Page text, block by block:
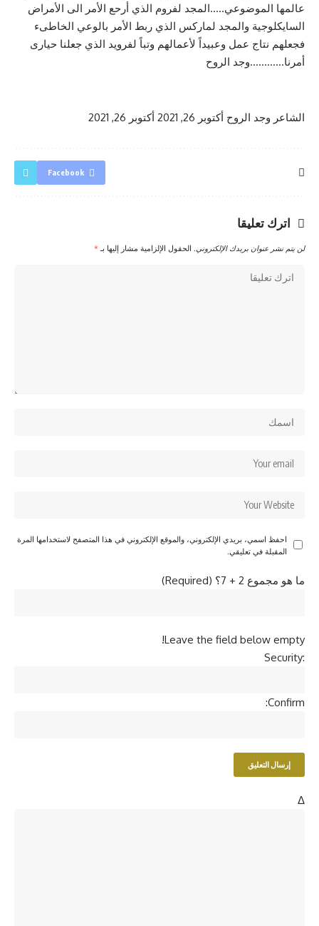
عالمها الموضوعي…..المجد لفروم الذي أرحع الأمر الى الأمراض
السايكلوجية والمجد لماركس الذي ربط الأمر بالوعي الخاطىء
فجعلهم نتاج عمل وعبيداً لأعمالهم وتباً لفرويد الذي جعلنا حيارى
أمرنا…………وجد الروح
الشاعر وجد الروح أكتوبر 26, 2021 أكتوبر 26, 2021
Facebook
اترك تعليقا
لن يتم نشر عنوان بريدك الإلكتروني. الحقول الإلزامية مشار إليها بـ *
احفظ اسمي، بريدي الإلكتروني، والموقع الإلكتروني في هذا المتصفح لاستخدامها المرة
المقبلة في تعليقي.
ما هو مجموع 2 + 7؟ (Required)
Leave the field below empty!
Security:
Confirm:
Δ